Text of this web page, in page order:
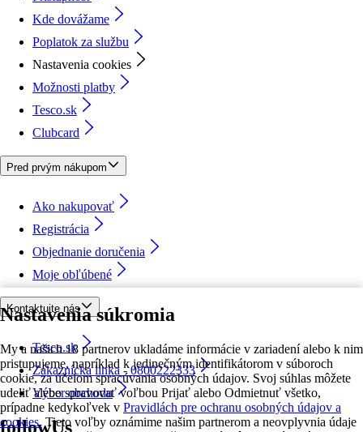
Nastavenia súkromia
My a našich 18 partnerov ukladáme informácie v zariadení alebo k nim
pristupujeme, napríklad k jedinečným identifikátorom v súboroch
cookie, za účelom spracúvania osobných údajov. Svoj súhlas môžete
udeliť alebo spravovať voľbou Prijať alebo Odmietnuť všetko,
prípadne kedykoľvek v Pravidlách pre ochranu osobných údajov a
cookies. Tieto voľby oznámime našim partnerom a neovplyvnia údaje
Kde dovážame
Poplatok za službu
Nastavenia cookies
Možnosti platby
Tesco.sk
Clubcard
Pred prvým nákupom
Ako nakupovať
Registrácia
Objednanie doručenia
Moje obľúbené
Kontaktujte nás
Tesco.sk
Zákaznícka linka - 0800222333
Výber obchodu
followUs